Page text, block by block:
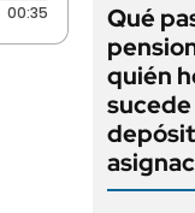
00:35 Duración: 35
Qué
quién